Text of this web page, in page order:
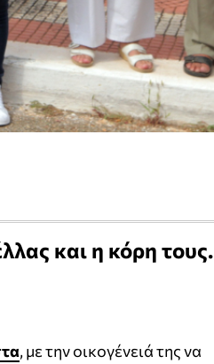
και η κόρη τους.
, με την οικογένειά της να